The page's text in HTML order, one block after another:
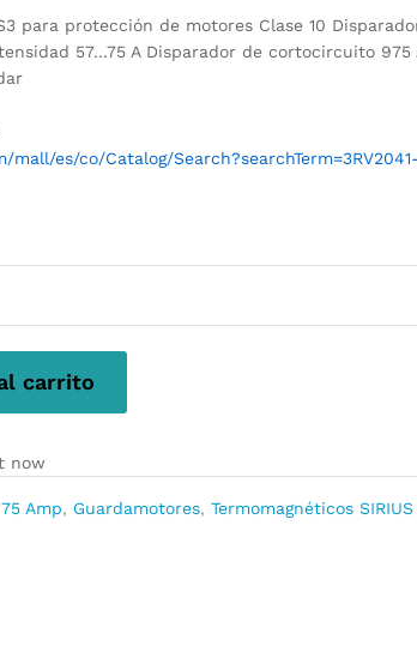
para protección de motores Clase 10
57...75 A Disparador de cortocircuito 975
es/co/Catalog/Search?searchTerm=3RV2041-
carrito
now
Amp, Guardamotores,Termomagnéticos SIRIUS